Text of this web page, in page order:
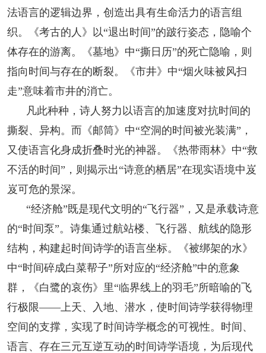
法语言的逻辑边界，创造出具有生命活力的语言组
织。《考古的人》以“退出时间”的跛行姿态，隐喻个
体存在的游离。《墓地》中“撕日历”的死亡隐喻，则
指向时间与存在的断裂。《市井》中“烟火味被风扫
走”意味着市井的消亡。
凡此种种，诗人努力以语言的加速度对抗时间的
撕裂、异构。而《邮筒》中“空洞的时间被光装满”，
又使语言化身成折叠时光的神器。《热带雨林》中“救
不活的时间”，则揭示出“诗意的栖居”在现实语境中岌
岌可危的景深。
“经济舱”既是现代文明的“飞行器”，又是承载诗意
的“时间泵”。诗集通过航站楼、飞行器、航线的隐形
结构，构建起时间诗学的语言坐标。《被绑架的水》
中“时间碎成白菜帮子”所对应的“经济舱”中的意象
群，《白鹭的哀伤》里“临界线上的羽毛”所暗喻的飞
行极限——上天、入地、潜水，使时间诗学获得物理
空间的支撑，实现了时间诗学概念的可视性。时间、
语言、存在三元互逆互动的时间诗学语境，为后现代